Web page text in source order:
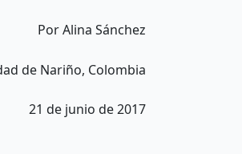
Por Alina Sánchez
de Nariño, Colombia
21 de junio de 2017